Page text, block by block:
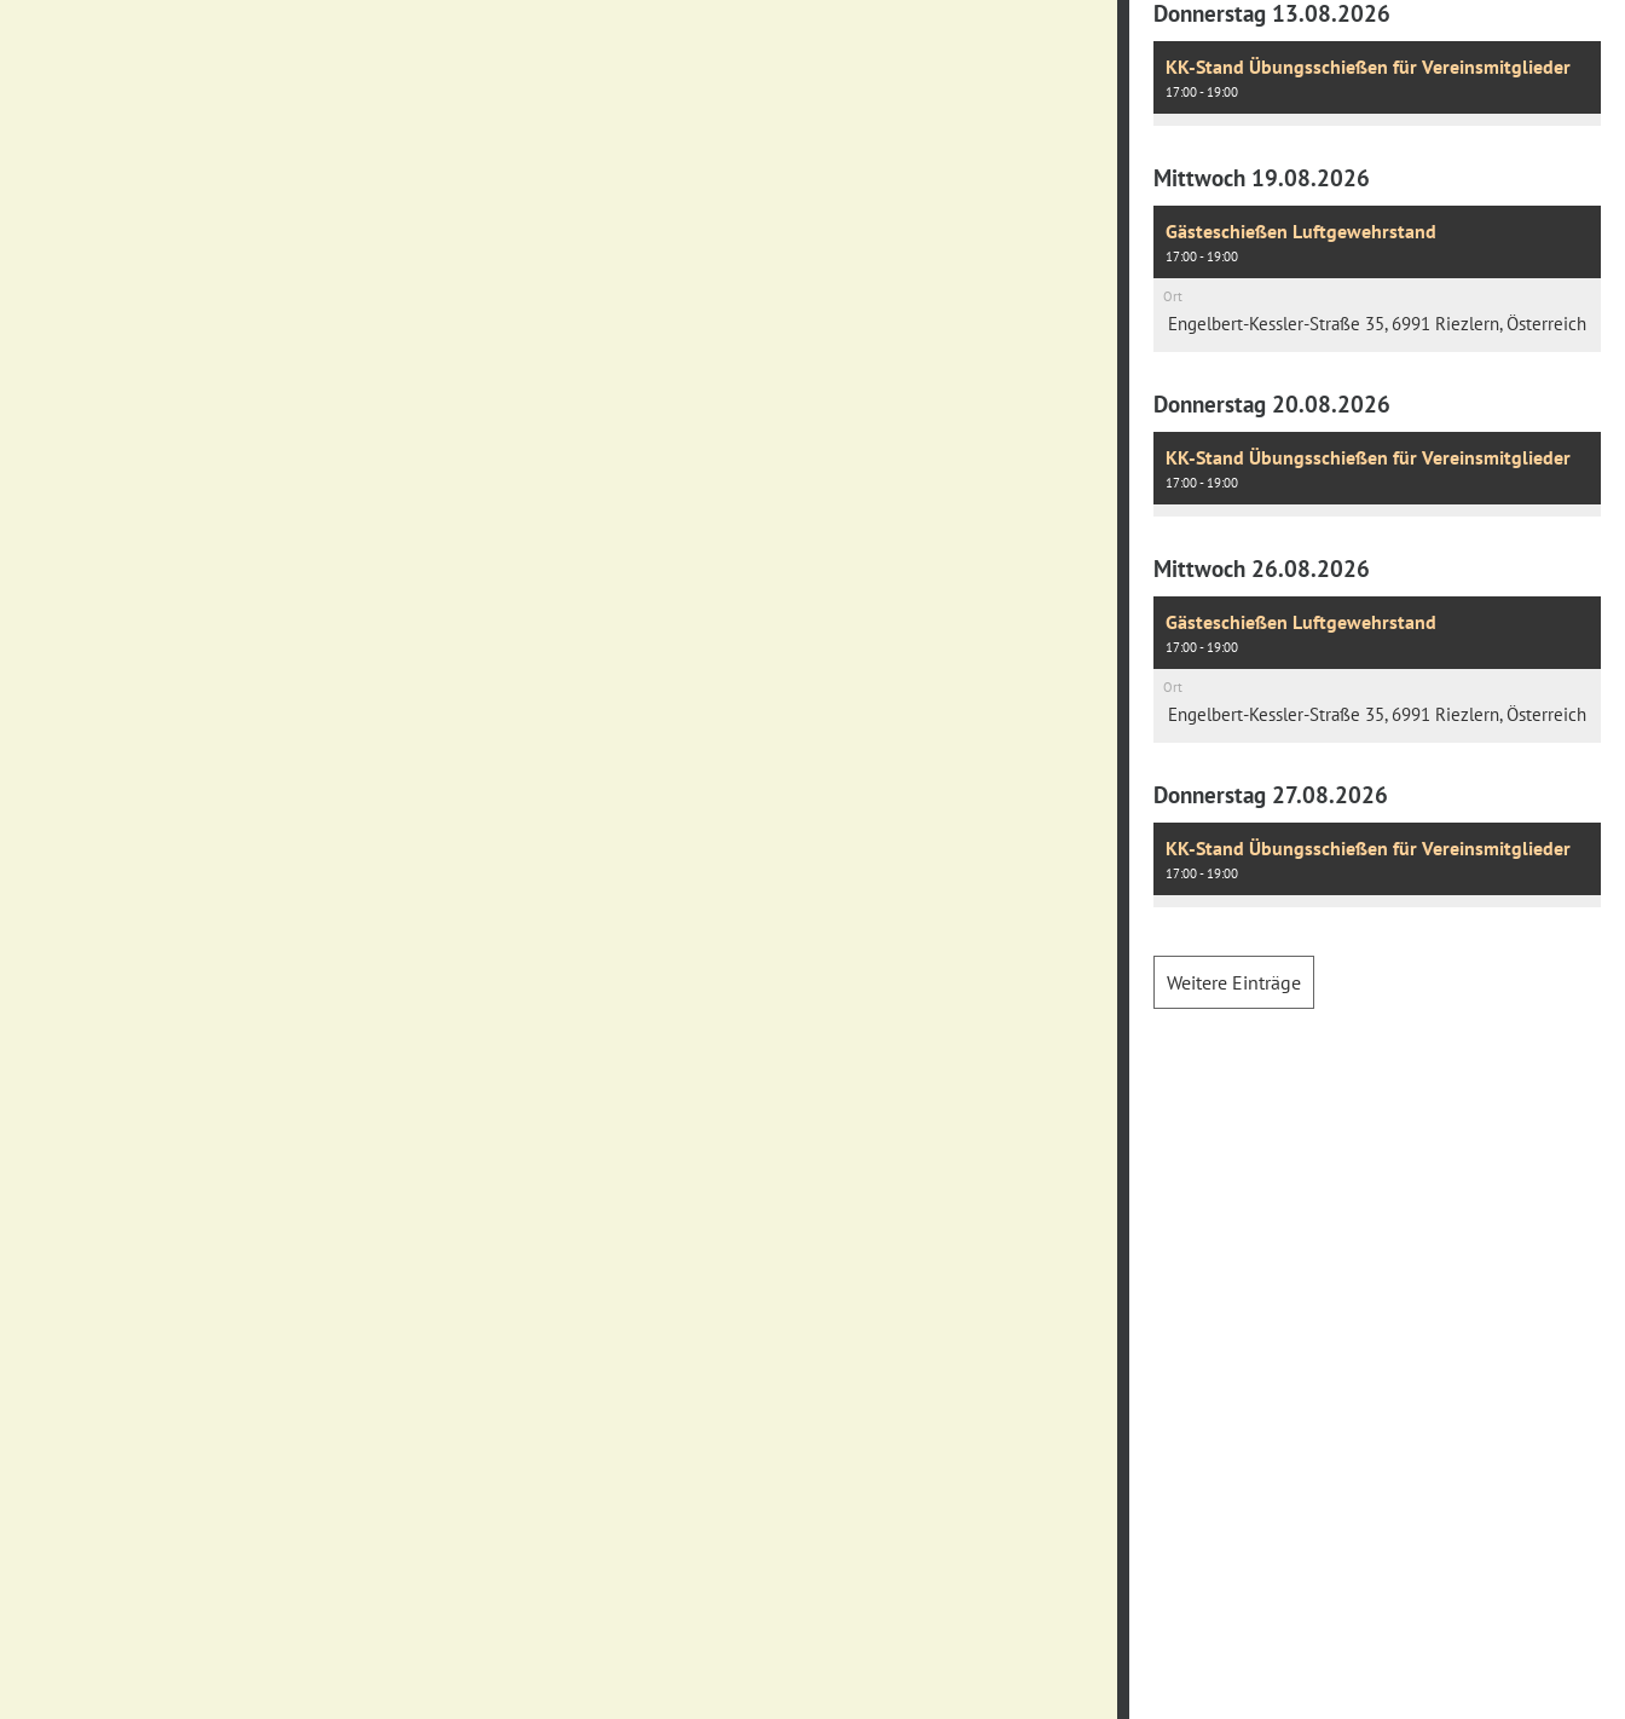
Donnerstag 13.08.2026
KK-Stand Übungsschießen für Vereinsmitglieder
17:00 - 19:00
Mittwoch 19.08.2026
Gästeschießen Luftgewehrstand
17:00 - 19:00
Ort
Engelbert-Kessler-Straße 35, 6991 Riezlern, Österreich
Donnerstag 20.08.2026
KK-Stand Übungsschießen für Vereinsmitglieder
17:00 - 19:00
Mittwoch 26.08.2026
Gästeschießen Luftgewehrstand
17:00 - 19:00
Ort
Engelbert-Kessler-Straße 35, 6991 Riezlern, Österreich
Donnerstag 27.08.2026
KK-Stand Übungsschießen für Vereinsmitglieder
17:00 - 19:00
Weitere Einträge